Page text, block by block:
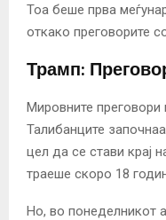
Тоа беше прва
откако преговорите
Трамп:
Мировните
Талибанците
цел да се стави крај
траеше скоро 18
Но, во понеделникот